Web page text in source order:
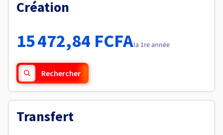
Tarifs
Roadmap & Changelog
Roadmap & Changelog
Création
15 472,84 FCFAla 1re année
Rechercher
Transfert